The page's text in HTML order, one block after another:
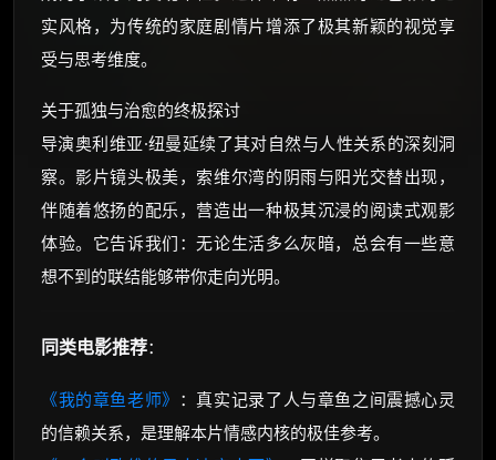
实风格，为传统的家庭剧情片增添了极其新颖的视觉享
受与思考维度。
关于孤独与治愈的终极探讨
导演奥利维亚·纽曼延续了其对自然与人性关系的深刻洞
察。影片镜头极美，索维尔湾的阴雨与阳光交替出现，
伴随着悠扬的配乐，营造出一种极其沉浸的阅读式观影
体验。它告诉我们：无论生活多么灰暗，总会有一些意
想不到的联结能够带你走向光明。
同类电影推荐：
《我的章鱼老师》 ：真实记录了人与章鱼之间震撼心灵
的信赖关系，是理解本片情感内核的极佳参考。